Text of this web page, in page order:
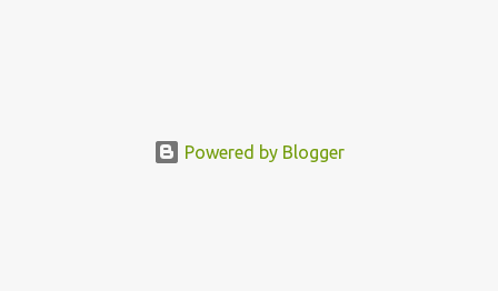
Powered by Blogger